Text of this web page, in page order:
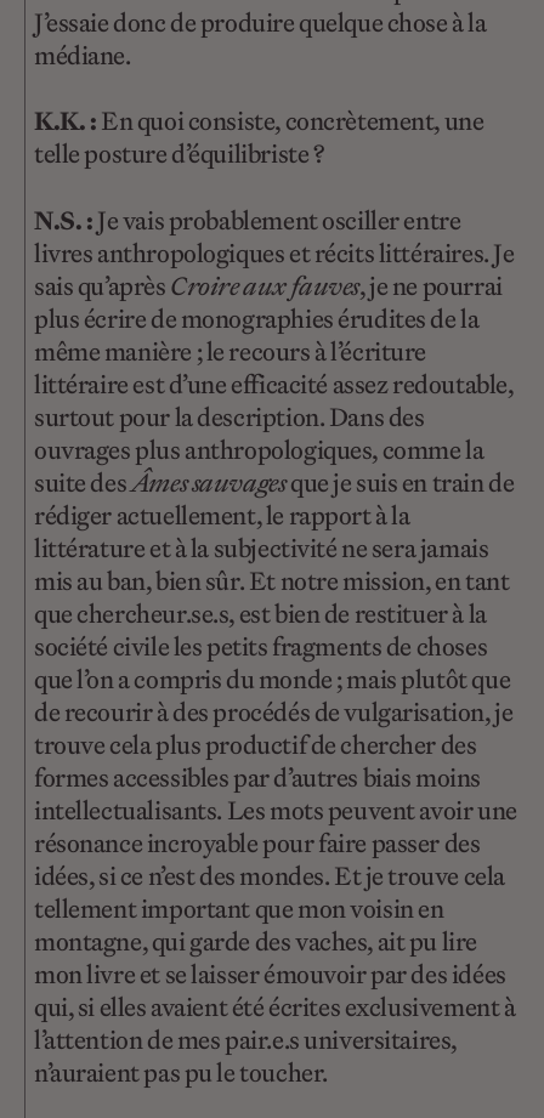
J’essaie donc de produire quelque chose à la
médiane.
K.K. :En quoi consiste, concrètement, une
telle posture d’équilibriste ?
N.S. :Je vais probablement osciller entre
livres anthropologiques et récits littéraires. Je
sais qu’aprèsCroire aux fauves, je ne pourrai
plus écrire de monographies érudites de la
même manière ; le recours à l’écriture
littéraire est d’une efficacité assez redoutable,
surtout pour la description. Dans des
ouvrages plus anthropologiques, comme la
suite desÂmes sauvagesque je suis en train de
rédiger actuellement, le rapport à la
littérature et à la subjectivité ne sera jamais
mis au ban, bien sûr. Et notre mission, en tant
que chercheur.se.s, est bien de restituer à la
société civile les petits fragments de choses
que l’on a compris du monde ; mais plutôt que
de recourir à des procédés de vulgarisation, je
trouve cela plus productif de chercher des
formes accessibles par d’autres biais moins
intellectualisants. Les mots peuvent avoir une
résonance incroyable pour faire passer des
idées, si ce n’est des mondes. Et je trouve cela
tellement important que mon voisin en
montagne, qui garde des vaches, ait pu lire
mon livre et se laisser émouvoir par des idées
qui, si elles avaient été écrites exclusivement à
l’attention de mes pair.e.s universitaires,
n’auraient pas pu le toucher.